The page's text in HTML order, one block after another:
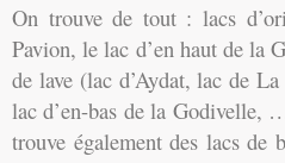
On trouve de tout : lacs
Pavion, le lac d’en haut de la
de lave (lac d’Aydat, lac de
lac d’en-bas de la Godivelle,
trouve également des lacs de